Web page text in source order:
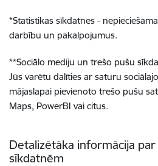
*Statistikas sīkdatnes -
darbību un pakalpojumus.
**Sociālo mediju un trešo pušu
Jūs varētu dalīties ar saturu
mājaslapai pievienoto trešo pušu
Maps, PowerBI vai citus.
Detalizētāka informācija
sīkdatnēm